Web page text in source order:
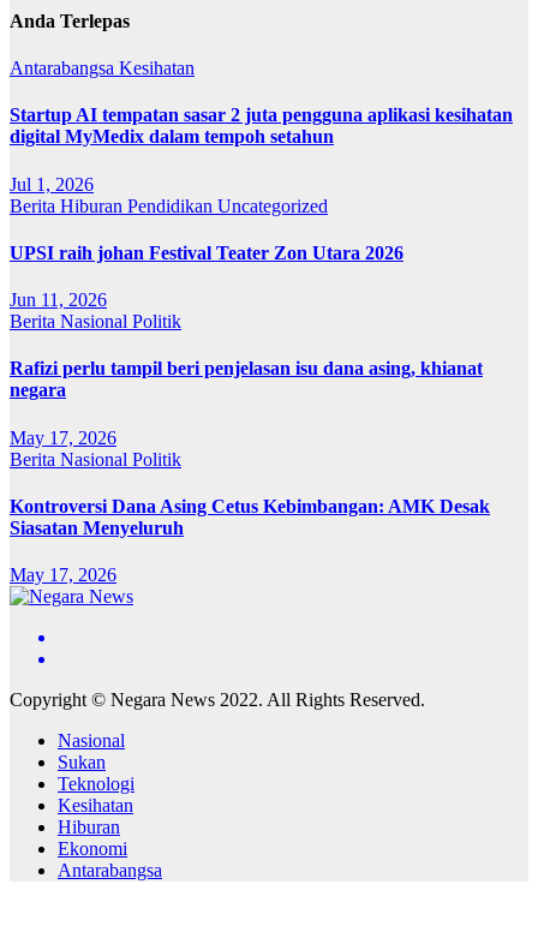
Anda Terlepas
Antarabangsa Kesihatan
Startup AI tempatan sasar 2 juta pengguna aplikasi kesihatan
digital MyMedix dalam tempoh setahun
Jul 1, 2026
Berita Hiburan Pendidikan Uncategorized
UPSI raih johan Festival Teater Zon Utara 2026
Jun 11, 2026
Berita Nasional Politik
Rafizi perlu tampil beri penjelasan isu dana asing, khianat
negara
May 17, 2026
Berita Nasional Politik
Kontroversi Dana Asing Cetus Kebimbangan: AMK Desak
Siasatan Menyeluruh
May 17, 2026
Copyright © Negara News 2022. All Rights Reserved.
Nasional
Sukan
Teknologi
Kesihatan
Hiburan
Ekonomi
Antarabangsa